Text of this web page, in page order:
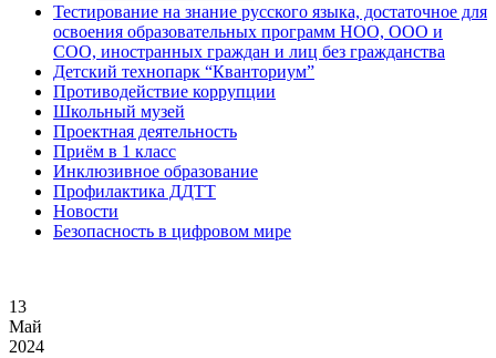
Тестирование на знание русского языка, достаточное для
освоения образовательных программ НОО, ООО и
СОО, иностранных граждан и лиц без гражданства
Детский технопарк “Кванториум”
Противодействие коррупции
Школьный музей
Проектная деятельность
Приём в 1 класс
Инклюзивное образование
Профилактика ДДТТ
Новости
Безопасность в цифровом мире
13
Май
2024